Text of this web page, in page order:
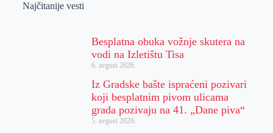
Najčitanije vesti
Besplatna obuka vožnje skutera na
vodi na Izletištu Tisa
6. avgust 2026.
Iz Gradske bašte ispraćeni pozivari
koji besplatnim pivom ulicama
grada pozivaju na 41. „Dane piva“
5. avgust 2026.